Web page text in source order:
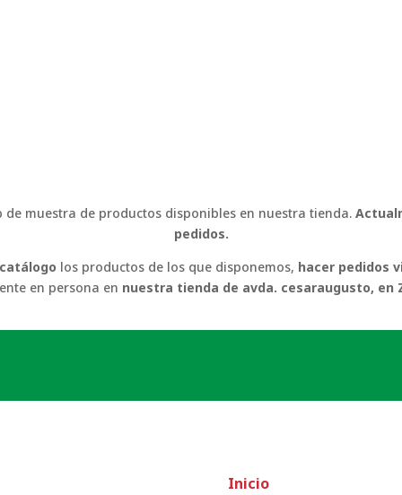
de muestra de productos disponibles en nuestra tienda.
pedidos.
los productos de los que disponemos, hacer pedidos
en persona en nuestra tienda de avda. cesaraugusto, en
Inicio